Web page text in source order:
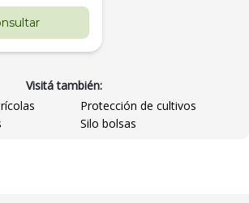
Visitá también:
Protección de cultivos
Silo bolsas